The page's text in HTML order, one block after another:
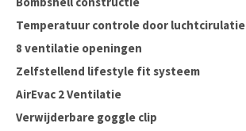
Temperatuur controle door luchtcirulatie
8 ventilatie openingen
Zelfstellend lifestyle fit systeem
AirEvac 2 Ventilatie
Verwijderbare goggle clip